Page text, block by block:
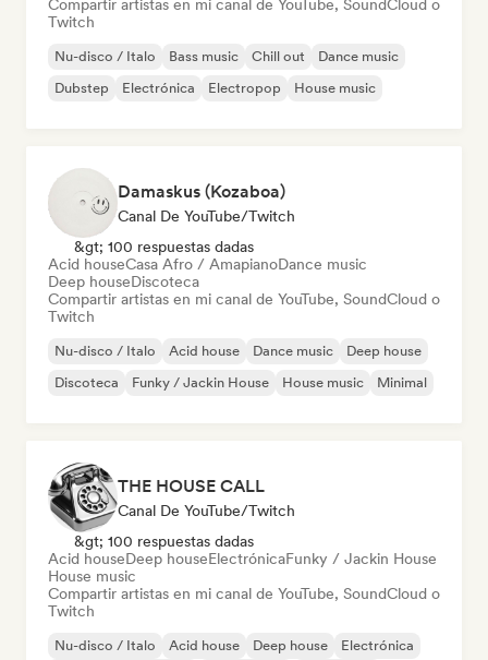
Compartir artistas en mi canal de YouTube, SoundCloud o
Twitch
Nu-disco / Italo Bass music Chill out
Dance music
Dubstep
Electrónica Electropop House music
Damaskus (Kozaboa)
Canal De YouTube/Twitch
&gt; 100 respuestas dadas
Acid houseCasa Afro / AmapianoDance music
Deep houseDiscoteca
Compartir artistas en mi canal de YouTube, SoundCloud o
Twitch
Nu-disco / Italo Acid house Dance music
Deep house
Discoteca
Funky / Jackin House House music Minimal
THE HOUSE CALL
Canal De YouTube/Twitch
&gt; 100 respuestas dadas
Acid houseDeep houseElectrónicaFunky / Jackin House
House music
Compartir artistas en mi canal de YouTube, SoundCloud o
Twitch
Nu-disco / Italo Acid house Deep house
Electrónica